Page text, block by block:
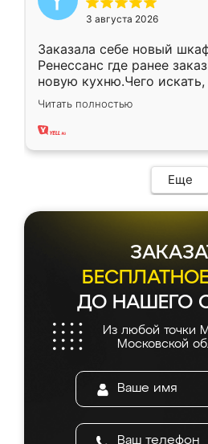
3 августа 2026
Заказала себе новый
Ренессанс где ранее
новую кухню.Чего
вполне довольна. Служит
два года, нареканий нет.
Читать полностью
Еще
ДО НАШЕГО
Из любой точки
Московской